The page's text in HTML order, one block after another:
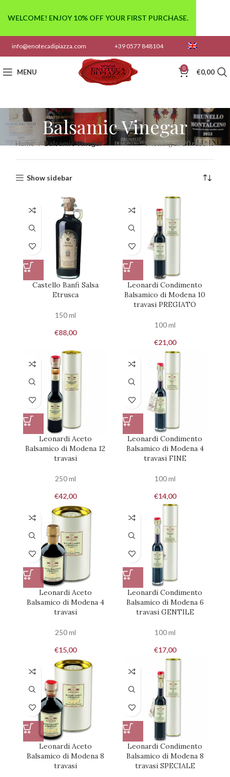
info@enotecadipiazza.com +39 0577 848104
MENU 0 €0,00
Balsamic Vinegar
Home Balsamic Vinegar Showing all 20 results
Show sidebar
Castello Banfi Salsa
Etrusca
150 ml
€88,00
Leonardi Condimento
Balsamico di Modena 10
travasi PREGIATO
100 ml
€21,00
Leonardi Aceto
Balsamico di Modena 12
travasi
250 ml
€42,00
Leonardi Condimento
Balsamico di Modena 4
travasi FINE
100 ml
€14,00
Leonardi Aceto
Balsamico di Modena 4
travasi
250 ml
€15,00
Leonardi Condimento
Balsamico di Modena 6
travasi GENTILE
100 ml
€17,00
Leonardi Aceto
Balsamico di Modena 8
travasi
Leonardi Condimento
Balsamico di Modena 8
travasi SPECIALE
WELCOME! ENJOY 10% OFF YOUR FIRST PURCHASE.